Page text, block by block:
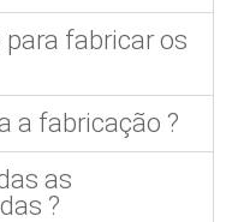
fabricar os
a fabricação ?
as
?